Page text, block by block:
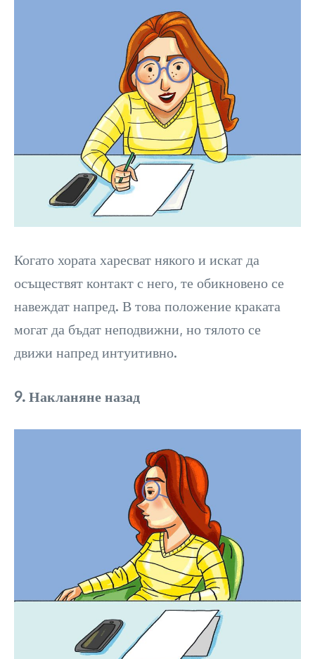
Когато хората харесват някого и искат да
осъществят контакт с него, те обикновено се
навеждат напред. В това положение краката
могат да бъдат неподвижни, но тялото се
движи напред интуитивно.
9. Накланяне назад